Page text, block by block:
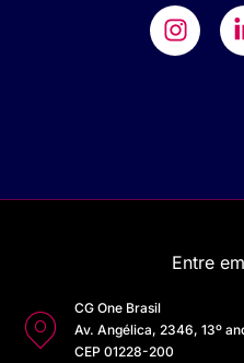
Entre
CG One Brasil
Av. Angélica, 2346, 13º
CEP 01228-200